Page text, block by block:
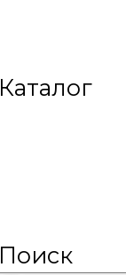
Каталог
Поиск